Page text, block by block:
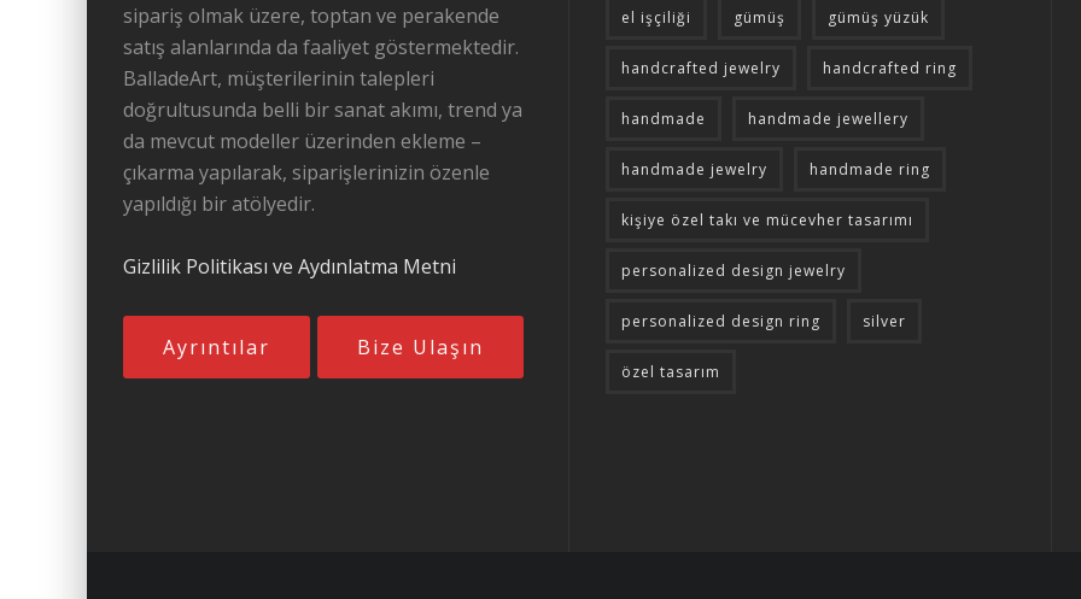
sipariş olmak üzere, toptan ve perakende
satış alanlarında da faaliyet göstermektedir.
BalladeArt, müşterilerinin talepleri
doğrultusunda belli bir sanat akımı, trend ya
da mevcut modeller üzerinden ekleme –
çıkarma yapılarak, siparişlerinizin özenle
yapıldığı bir atölyedir.
Gizlilik Politikası ve Aydınlatma Metni
Ayrıntılar Bize Ulaşın
el işçiliği gümüş gümüş yüzük
handcrafted jewelry handcrafted ring
handmade handmade jewellery
handmade jewelry handmade ring
kişiye özel takı ve mücevher tasarımı
personalized design jewelry
personalized design ring silver
özel tasarım